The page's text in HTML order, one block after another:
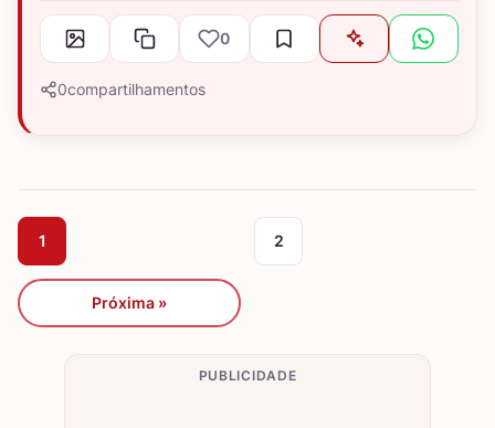
0
0compartilhamentos
1 2
Próxima »
PUBLICIDADE